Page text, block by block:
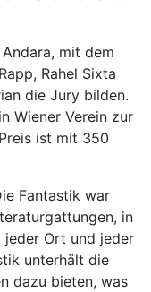
mit dem
Rahel Sixta
die Jury bilden.
Wiener Verein zur
ist mit 350
Fantastik war
in
jeder Ort und jeder
unterhält die
dazu bieten, was